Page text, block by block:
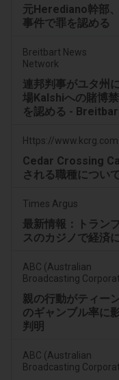
元Herediano幹部
事件で罪を認める
Breitbart News
Network
連邦判事がユタ州
場Kalshiへの賭博
を認める -
Https://www.kcrg.com
Cedar Crossing
される職種について
Times Argus
最新情報：トラン
スのカジノで経済
ABC (Australian
Broadcasting
親の行動がティー
のギャンブル率に
判明
ABC (Australian
Broadcasting